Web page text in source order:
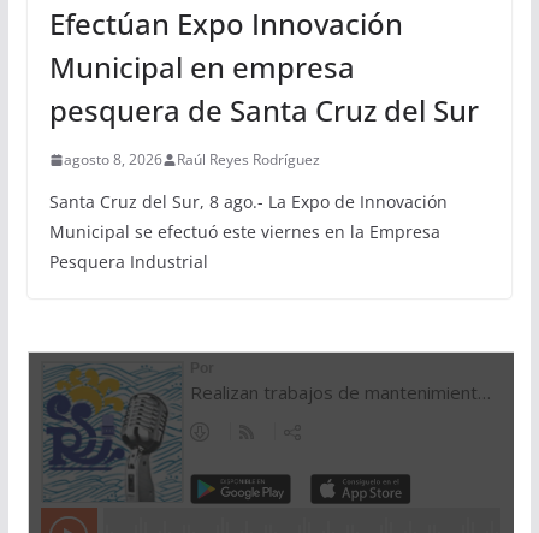
Efectúan Expo Innovación
Municipal en empresa
pesquera de Santa Cruz del Sur
agosto 8, 2026 Raúl Reyes Rodríguez
Santa Cruz del Sur, 8 ago.- La Expo de Innovación
Municipal se efectuó este viernes en la Empresa
Pesquera Industrial